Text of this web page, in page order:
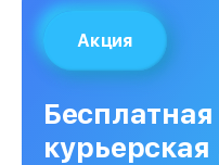
Акция
Бесплатная
курьерская